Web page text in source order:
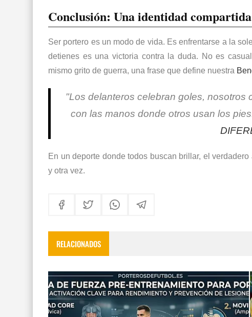
Conclusión: Una identidad compartida
Ser portero es un modo de vida. Es enfrentarse a la
detienes es una victoria contra la duda. No es
mismo grito de guerra, una frase que define nuestra
"Los delanteros celebran goles, nosotros
con las manos donde otros usan los
En un deporte donde todos buscan brillar, el
y otra vez.
RELACIONADOS